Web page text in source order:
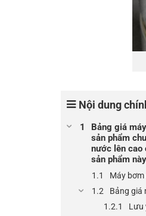
Nội dung
Bảng giá
sản phẩm
nước lên cao
sản phẩm
Máy bơm
Bảng giá
Lưu